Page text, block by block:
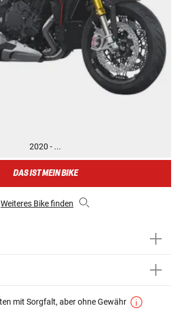
2020 - ...
DAS IST MEIN BIKE
Weiteres Bike finden
mit Sorgfalt, aber ohne Gewähr